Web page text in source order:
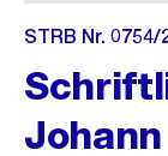
STRB Nr. 0754/